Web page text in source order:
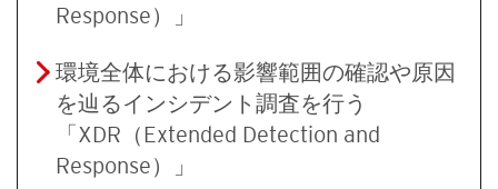
Response）」
環境全体における影響範囲の確認や原因
を辿るインシデント調査を行う
「XDR（Extended Detection and
Response）」